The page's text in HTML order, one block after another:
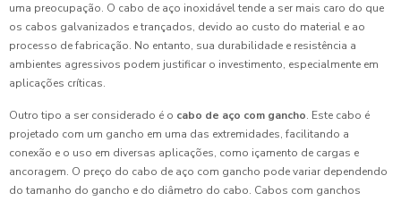
uma preocupação. O cabo de aço inoxidável tende a ser mais caro do que
os cabos galvanizados e trançados, devido ao custo do material e ao
processo de fabricação. No entanto, sua durabilidade e resistência a
ambientes agressivos podem justificar o investimento, especialmente em
aplicações críticas.
Outro tipo a ser considerado é o cabo de aço com gancho. Este cabo é
projetado com um gancho em uma das extremidades, facilitando a
conexão e o uso em diversas aplicações, como içamento de cargas e
ancoragem. O preço do cabo de aço com gancho pode variar dependendo
do tamanho do gancho e do diâmetro do cabo. Cabos com ganchos